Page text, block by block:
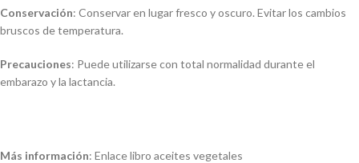
Conservación: Conservar en lugar fresco y oscuro. Evitar los cambios
bruscos de temperatura.
Precauciones: Puede utilizarse con total normalidad durante el
embarazo y la lactancia.
Más información: Enlace libro aceites vegetales